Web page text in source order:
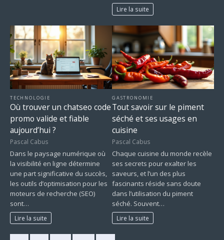
Lire la suite
TECHNOLOGIE
Où trouver un chatseo code
promo valide et fiable
aujourd’hui ?
Pascal Cabus
Dans le paysage numérique où
la visibilité en ligne détermine
une part significative du succès,
les outils d’optimisation pour les
moteurs de recherche (SEO)
sont…
Lire la suite
GASTRONOMIE
Tout savoir sur le piment
séché et ses usages en
cuisine
Pascal Cabus
Chaque cuisine du monde recèle
ses secrets pour exalter les
saveurs, et l’un des plus
fascinants réside sans doute
dans l’utilisation du piment
séché. Souvent…
Lire la suite